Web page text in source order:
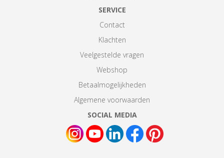
SERVICE
Contact
Klachten
Veelgestelde vragen
Webshop
Betaalmogelijkheden
Algemene voorwaarden
SOCIAL MEDIA